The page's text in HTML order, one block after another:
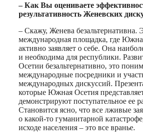
– Как Вы оцениваете
результативность Женевских
– Скажу, Женева безальтернативна.
международная площадка, где
активно заявляет о себе. Она
и необходима для республики.
Осетии безальтернативно, это
международные посредники и
международных дискуссий.
которые Южная Осетия
демонстрируют поступательное ее
Становится ясно, что все лживые
о какой-то гуманитарной
исходе населения – это все вранье.